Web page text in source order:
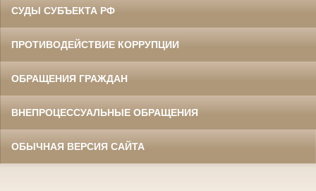
СУДЫ СУБЪЕКТА РФ
ПРОТИВОДЕЙСТВИЕ КОРРУПЦИИ
ОБРАЩЕНИЯ ГРАЖДАН
ВНЕПРОЦЕССУАЛЬНЫЕ ОБРАЩЕНИЯ
ОБЫЧНАЯ ВЕРСИЯ САЙТА